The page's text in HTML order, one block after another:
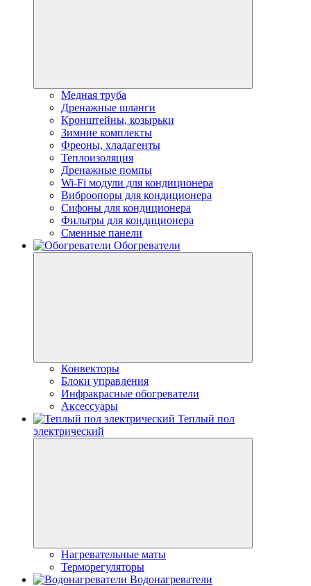
Медная труба
Дренажные шланги
Кронштейны, козырьки
Зимние комплекты
Фреоны, хладагенты
Теплоизоляция
Дренажные помпы
Wi-Fi модули для кондиционера
Виброопоры для кондиционера
Сифоны для кондиционера
Фильтры для кондиционера
Сменные панели
Обогреватели
Конвекторы
Блоки управления
Инфракрасные обогреватели
Аксессуары
Теплый пол
электрический
Нагревательные маты
Терморегуляторы
Водонагреватели